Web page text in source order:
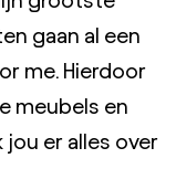
gaan al een
me. Hierdoor
meubels en
er alles over